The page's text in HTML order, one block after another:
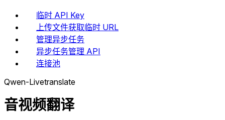
临时 API Key
上传文件获取临时 URL
管理异步任务
异步任务管理 API
连接池
Qwen-Livetranslate
音视频翻译